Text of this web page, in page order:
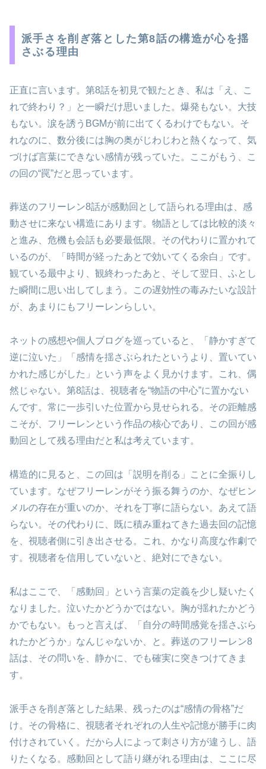
派手さを削ぎ落とした第8話の構造が心を揺
さぶる理由
正直に言います。第8話を初見で観たとき、私は「え、こ
れで終わり？」と一瞬だけ思いました。爆発もない。大技
もない。涙を誘うBGMが前に出てくるわけでもない。そ
れなのに、数分後には胸の奥がじわじわと熱くなって、気
づけば言葉にできない感情が残っていた。ここがもう、こ
の回の“罠”だと思っています。
葬送のフリーレン8話が感動回として語られる理由は、感
動させに来ない構造にあります。物語としては比較的淡々
と進み、危機も会話も必要最低限。その代わりに置かれて
いるのが、「時間が経ったあとで効いてくる余白」です。
観ている最中より、観終わったあと、そして翌日、ふとし
た瞬間に思い出してしまう。この遅効性の毒みたいな設計
が、あまりにもフリーレンらしい。
ネットの感想や個人ブログを巡っていると、「静かすぎて
逆に泣いた」「感情を揺さぶられたというより、置いてい
かれた感じがした」という声をよく見かけます。これ、偶
然じゃない。第8話は、視聴者を“物語の中心”に置かない
んです。常に一歩引いた位置から見せられる。その距離感
こそが、フリーレンという作品の核心であり、この回が感
動回として残る理由だと私は考えています。
構造的に見ると、この回は「説明を削る」ことに全振りし
ています。なぜフリーレンがそう振る舞うのか、なぜヒン
メルの存在が重いのか、それを丁寧に語らない。あえて語
らない。その代わりに、既に積み重ねてきた過去回の記憶
を、視聴者側に引き出させる。これ、かなり高度な作劇で
す。視聴者を信用していないと、絶対にできない。
私はここで、「感動回」という言葉の定義を少し疑いたく
なりました。泣いたかどうかではない。胸が揺れたかどう
かでもない。もっと言えば、「自分の時間感覚を揺さぶら
れたかどうか」なんじゃないか、と。葬送のフリーレン8
話は、その問いを、静かに、でも確実に突きつけてきま
す。
派手さを削ぎ落とした結果、残ったのは“感情の骨格”だ
け。その骨格に、視聴者それぞれの人生や記憶が勝手に肉
付けされていく。だから人によって刺さり方が違うし、語
りたくなる。感動回として語り継がれる理由は、ここに尽